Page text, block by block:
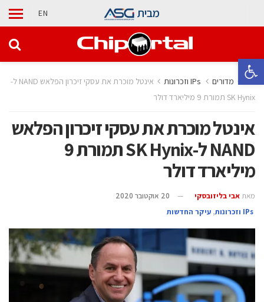
פתח סרגל נגישות
מבית EN
בית מדורים
אינטל מוכרת את עסקי זיכרון הפלאש NAND ל-
SK Hynix תמורת 9 מיליארד דולר
אינטל מוכרת את עסקי זיכרון הפלאש
NAND ל-SK Hynix תמורת 9
מיליארד דולר
מאת אבי בליזובסקי
20 אוקטובר 2020
, עיקר החדשות